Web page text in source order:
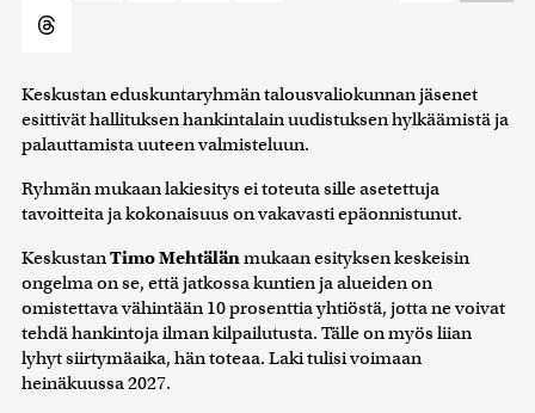
Keskustan eduskuntaryhmän talousvaliokunnan jäsenet
esittivät hallituksen hankintalain uudistuksen hylkäämistä ja
palauttamista uuteen valmisteluun.
Ryhmän mukaan lakiesitys ei toteuta sille asetettuja
tavoitteita ja kokonaisuus on vakavasti epäonnistunut.
KeskustanTimo Mehtälänmukaan esityksen keskeisin
ongelma on se, että jatkossa kuntien ja alueiden on
omistettava vähintään 10 prosenttia yhtiöstä, jotta ne voivat
tehdä hankintoja ilman kilpailutusta. Tälle on myös liian
lyhyt siirtymäaika, hän toteaa. Laki tulisi voimaan
heinäkuussa 2027.